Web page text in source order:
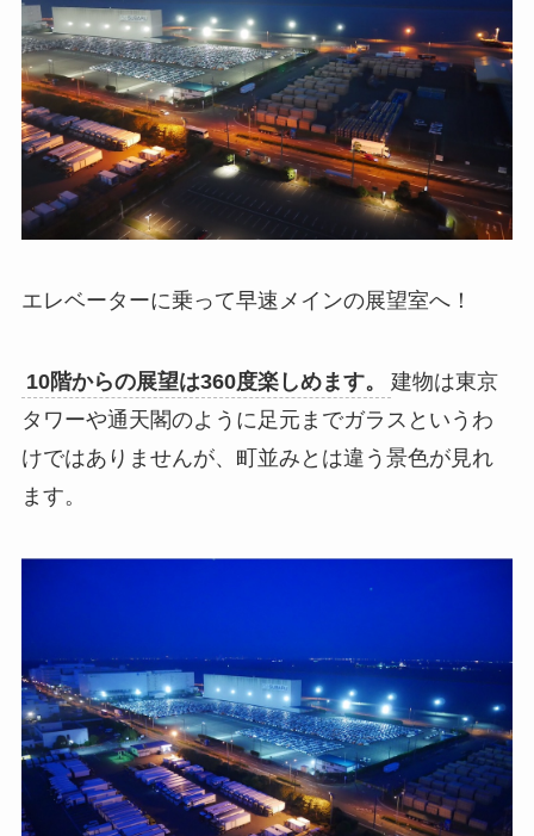
エレベーターに乗って早速メインの展望室へ！
10階からの展望は360度楽しめます。
建物は東京
タワーや通天閣のように足元までガラスというわ
けではありませんが、町並みとは違う景色が見れ
ます。